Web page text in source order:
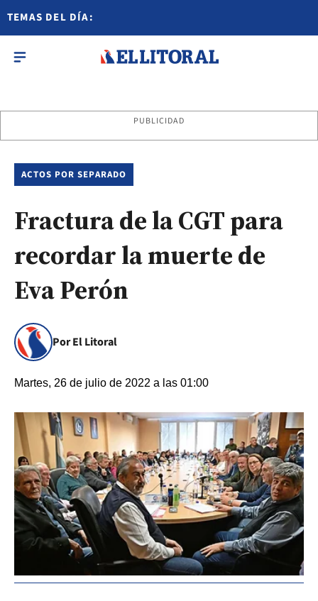
TEMAS DEL DÍA:
PUBLICIDAD
ACTOS POR SEPARADO
Fractura de la CGT para
recordar la muerte de
Eva Perón
Por El Litoral
Martes, 26 de julio de 2022 a las 01:00